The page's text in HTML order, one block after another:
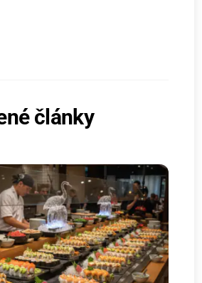
články